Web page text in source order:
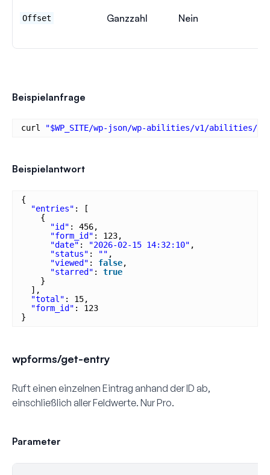
Offset Ganzzahl Nein
Beispielanfrage
curl "$WP_SITE/wp-json/wp-abilities/v1/abilities/
Beispielantwort
{
"entries" : [
{
"id" : 456,
"form_id" : 123,
"date" : "2026-02-15 14:32:10" ,
"status" : "" ,
"viewed" : false,
"starred" : true
}
],
"total" : 15,
"form_id" : 123
}
wpforms/get-entry
Ruft einen einzelnen Eintrag anhand der ID ab,
einschließlich aller Feldwerte. Nur Pro.
Parameter